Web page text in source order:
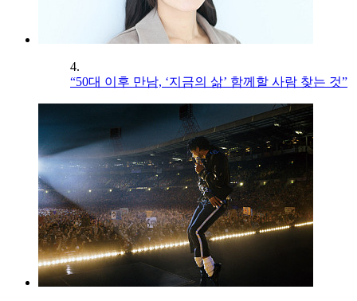
4.
“50대 이후 만남, ‘지금의 삶’ 함께할 사람 찾는 것”